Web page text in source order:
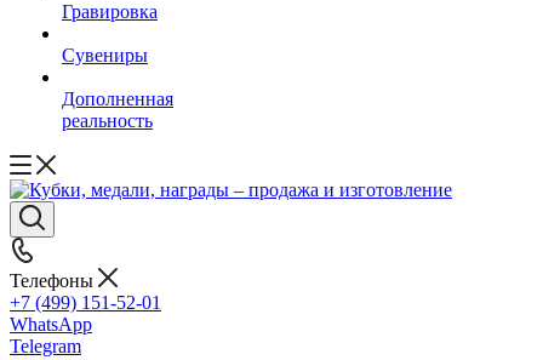
Гравировка
Сувениры
Дополненная
реальность
Телефоны
+7 (499) 151-52-01
WhatsApp
Telegram